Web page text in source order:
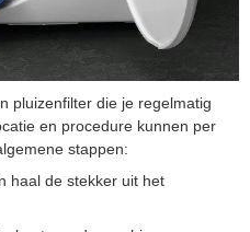
pluizenfilter die je regelmatig
en procedure kunnen per
stappen:
haal de stekker uit het